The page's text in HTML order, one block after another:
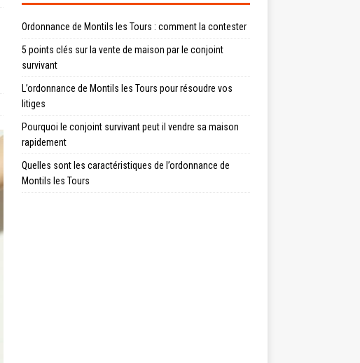
Ordonnance de Montils les Tours : comment la contester
5 points clés sur la vente de maison par le conjoint
survivant
L’ordonnance de Montils les Tours pour résoudre vos
litiges
Pourquoi le conjoint survivant peut il vendre sa maison
rapidement
Quelles sont les caractéristiques de l’ordonnance de
Montils les Tours